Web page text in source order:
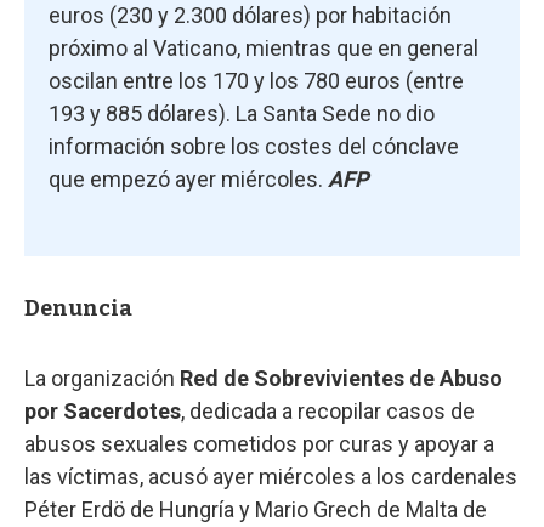
euros (230 y 2.300 dólares) por habitación
próximo al Vaticano, mientras que en general
oscilan entre los 170 y los 780 euros (entre
193 y 885 dólares). La Santa Sede no dio
información sobre los costes del cónclave
que empezó ayer miércoles. AFP
Denuncia
La organización Red de Sobrevivientes de Abuso
por Sacerdotes, dedicada a recopilar casos de
abusos sexuales cometidos por curas y apoyar a
las víctimas, acusó ayer miércoles a los cardenales
Péter Erdö de Hungría y Mario Grech de Malta de